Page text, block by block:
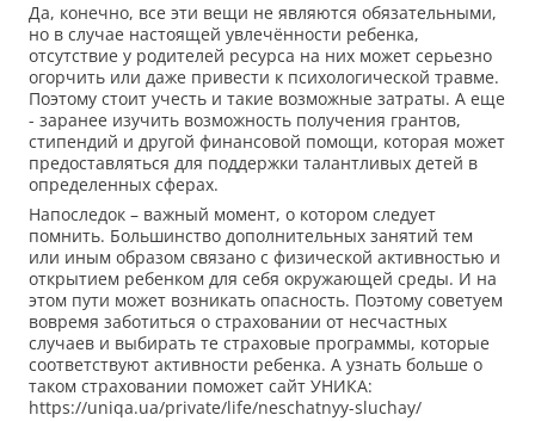
Да, конечно, все эти вещи не являются обязательными,
но в случае настоящей увлечённости ребенка,
отсутствие у родителей ресурса на них может серьезно
огорчить или даже привести к психологической травме.
Поэтому стоит учесть и такие возможные затраты. А еще
- заранее изучить возможность получения грантов,
стипендий и другой финансовой помощи, которая может
предоставляться для поддержки талантливых детей в
определенных сферах.
Напоследок – важный момент, о котором следует
помнить. Большинство дополнительных занятий тем
или иным образом связано с физической активностью и
открытием ребенком для себя окружающей среды. И на
этом пути может возникать опасность. Поэтому советуем
вовремя заботиться о страховании от несчастных
случаев и выбирать те страховые программы, которые
соответствуют активности ребенка. А узнать больше о
таком страховании поможет сайт УНИКА:
https://uniqa.ua/private/life/neschatnyy-sluchay/